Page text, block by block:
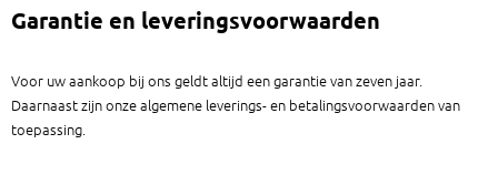
Garantie en leveringsvoorwaarden
Voor uw aankoop bij ons geldt altijd een garantie van zeven jaar.
Daarnaast zijn onze algemene leverings- en betalingsvoorwaarden van
toepassing.